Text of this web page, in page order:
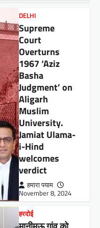
DELHI
Supreme
Court
Overturns
1967 ‘Aziz
Basha
Judgment’ on
Aligarh
Muslim
University.
Jamiat Ulama-
i-Hind
welcomes
verdict
हमारा पयाम
November 8, 2024
हरदोई